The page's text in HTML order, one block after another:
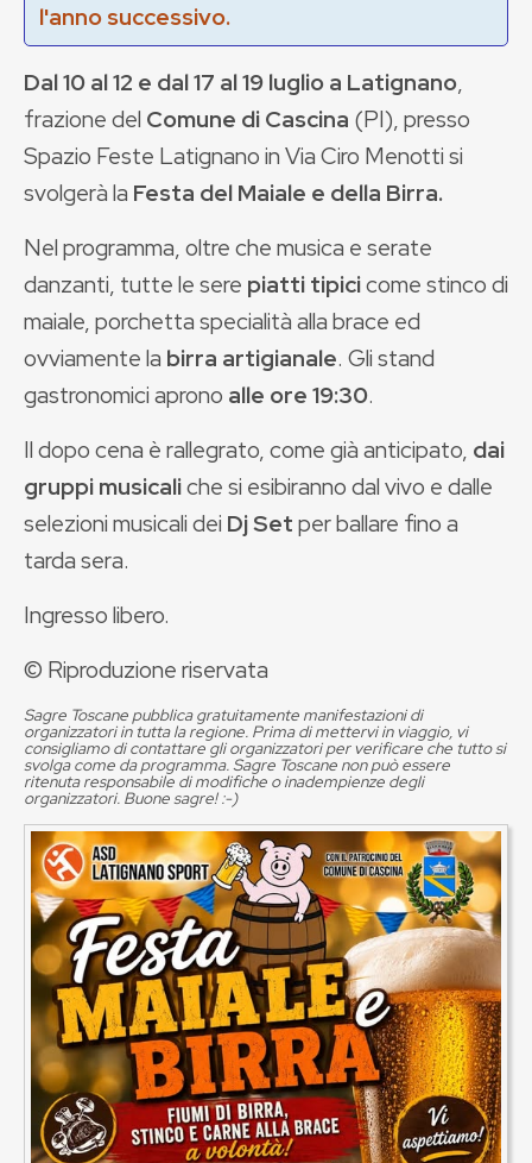
l'anno successivo.
Dal 10 al 12 e dal 17 al 19 luglio a Latignano,
frazione del Comune di Cascina (PI), presso
Spazio Feste Latignano in Via Ciro Menotti si
svolgerà la Festa del Maiale e della Birra.
Nel programma, oltre che musica e serate
danzanti, tutte le sere piatti tipicicome stinco di
maiale, porchetta specialità alla brace ed
ovviamente la birra artigianale. Gli stand
gastronomici aprono alle ore 19:30.
Il dopo cena è rallegrato, come già anticipato, dai
gruppi musicaliche si esibiranno dal vivo e dalle
selezioni musicali dei Dj Setper ballare fino a
tarda sera.
Ingresso libero.
© Riproduzione riservata
Sagre Toscane pubblica gratuitamente manifestazioni di
organizzatori in tutta la regione. Prima di mettervi in viaggio, vi
consigliamo di contattare gli organizzatori per verificare che tutto si
svolga come da programma. Sagre Toscane non può essere
ritenuta responsabile di modifiche o inadempienze degli
organizzatori. Buone sagre! :-)